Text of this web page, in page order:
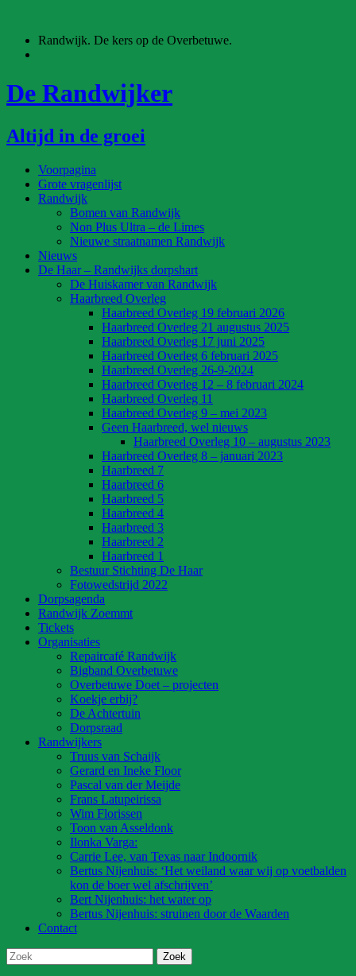
inhoud
Randwijk. De kers op de Overbetuwe.
De Randwijker
Altijd in de groei
Voorpagina
Grote vragenlijst
Randwijk
Bomen van Randwijk
Non Plus Ultra – de Limes
Nieuwe straatnamen Randwijk
Nieuws
De Haar – Randwijks dorpshart
De Huiskamer van Randwijk
Haarbreed Overleg
Haarbreed Overleg 19 februari 2026
Haarbreed Overleg 21 augustus 2025
Haarbreed Overleg 17 juni 2025
Haarbreed Overleg 6 februari 2025
Haarbreed Overleg 26-9-2024
Haarbreed Overleg 12 – 8 februari 2024
Haarbreed Overleg 11
Haarbreed Overleg 9 – mei 2023
Geen Haarbreed, wel nieuws
Haarbreed Overleg 10 – augustus 2023
Haarbreed Overleg 8 – januari 2023
Haarbreed 7
Haarbreed 6
Haarbreed 5
Haarbreed 4
Haarbreed 3
Haarbreed 2
Haarbreed 1
Bestuur Stichting De Haar
Fotowedstrijd 2022
Dorpsagenda
Randwijk Zoemmt
Tickets
Organisaties
Repaircafé Randwijk
Bigband Overbetuwe
Overbetuwe Doet – projecten
Koekje erbij?
De Achtertuin
Dorpsraad
Randwijkers
Truus van Schaijk
Gerard en Ineke Floor
Pascal van der Meijde
Frans Latupeirissa
Wim Florissen
Toon van Asseldonk
Ilonka Varga:
Carrie Lee, van Texas naar Indoornik
Bertus Nijenhuis: ‘Het weiland waar wij op voetbalden
kon de boer wel afschrijven’
Bert Nijenhuis: het water op
Bertus Nijenhuis: struinen door de Waarden
Contact